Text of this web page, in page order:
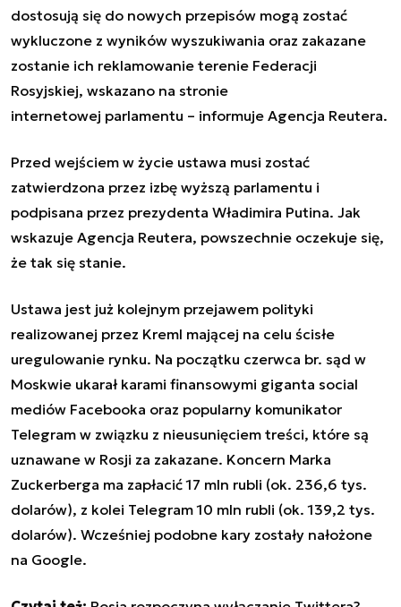
dostosują się do nowych przepisów mogą zostać
wykluczone z wyników wyszukiwania oraz zakazane
zostanie ich reklamowanie terenie Federacji
Rosyjskiej, wskazano na stronie
internetowej parlamentu – informuje Agencja Reutera.
Przed wejściem w życie ustawa musi zostać
zatwierdzona przez izbę wyższą parlamentu i
podpisana przez prezydenta Władimira Putina. Jak
wskazuje Agencja Reutera, powszechnie oczekuje się,
że tak się stanie.
Ustawa jest już kolejnym przejawem polityki
realizowanej przez Kreml mającej na celu ścisłe
uregulowanie rynku. Na początku czerwca br. sąd w
Moskwie ukarał karami finansowymi giganta social
mediów Facebooka oraz popularny komunikator
Telegram w związku z nieusunięciem treści, które są
uznawane w Rosji za zakazane. Koncern Marka
Zuckerberga ma zapłacić 17 mln rubli (ok. 236,6 tys.
dolarów), z kolei Telegram 10 mln rubli (ok. 139,2 tys.
dolarów). Wcześniej podobne kary zostały nałożone
na Google.